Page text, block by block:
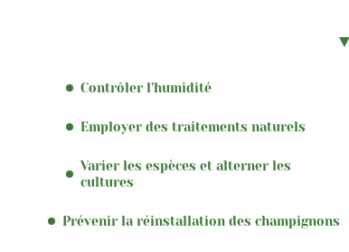
Contrôler l’humidité
Employer des traitements naturels
Varier les espèces et alterner les
cultures
Prévenir la réinstallation des champignons